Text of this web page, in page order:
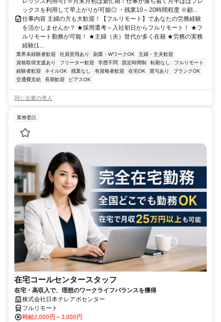
ックスを利用して早上がりが可能◎ ・残業10～20時間程度 ※顧...
仕事内容 主婦の方も大歓迎！【フルリモート】であなたの労務経験
を活かしませんか？ ★採用選考～入社初日からフルリモート！ ★フ
ルリモート勤務が可能！ ★主婦（夫）世代が多く在籍 ★労務の実務
経験(1...
業界未経験者歓迎 社員登用あり 副業・WワークOK
主婦・主夫歓迎
資格取得支援あり
フリーター歓迎 学歴不問 固定時間制 転勤なし
フルリモート
経験者歓迎
ネイルOK 残業なし 有資格者歓迎 在宅OK 賞与あり
ブランクOK
交通費支給
長期歓迎 ピアスOK
同じ企業の求人
業務委託
在宅コールセンタースタッフ
在宅・高収入で、理想のワークライフバランスを獲得
株式会社日本テレアポセンター
フルリモート
時給2,000円～3,000円